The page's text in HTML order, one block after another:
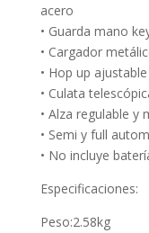
acero
• Guarda mano
• Cargador
• Hop up ajustable
• Culata
• Alza regulable y
• Semi y full
• No incluye
Especificaciones:
Peso:2.58kg